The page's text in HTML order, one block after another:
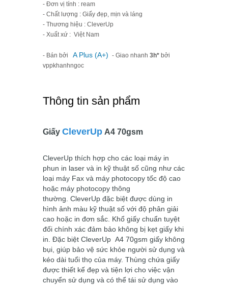
- Đơn vị tính : ream
- Chất lượng : Giấy đẹp, mịn và láng
- Thương hiệu : CleverUp
- Xuất xứ : Việt Nam
- Bán bởi A Plus (A+) - Giao nhanh 3h* bởi
vppkhanhngoc
Thông tin sản phẩm
Giấy CleverUp A4 70gsm
CleverUp thích hợp cho các loại máy in
phun in laser và in kỹ thuật số cũng như các
loại máy Fax và máy photocopy tốc độ cao
hoặc máy photocopy thông
thường. CleverUp đặc biệt được dùng in
hình ảnh màu kỹ thuật số với độ phân giải
cao hoặc in đơn sắc. Khổ giấy chuẩn tuyệt
đối chính xác đảm bảo không bị kẹt giấy khi
in. Đặc biệt CleverUp A4 70gsm giấy không
bụi, giúp bảo vệ sức khỏe người sử dụng và
kéo dài tuổi thọ của máy. Thùng chứa giấy
được thiết kế đẹp và tiện lợi cho việc vận
chuyển sử dụng và có thể tái sử dụng vào